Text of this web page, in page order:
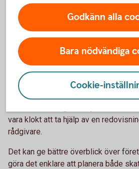
Att regelbundet se över företagets
lättare att anpassa ekonomin efter
utvecklas.
Ta hjälp om du är
Skattereglerna för enskild firma
vara klokt att ta hjälp av en
rådgivare.
Det kan ge bättre överblick över
göra det enklare att planera både
Godkänn alla
Bara nödvändiga
Cookie-